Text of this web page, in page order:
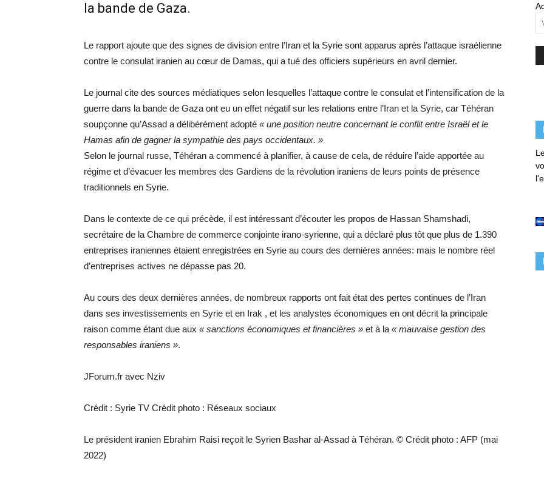
la bande de Gaza.
Le rapport ajoute que des signes de division entre l’Iran et la Syrie sont apparus après l’attaque israélienne
contre le consulat iranien au cœur de Damas, qui a tué des officiers supérieurs en avril dernier.
Le journal cite des sources médiatiques selon lesquelles l’attaque contre le consulat et l’intensification de la
guerre dans la bande de Gaza ont eu un effet négatif sur les relations entre l’Iran et la Syrie, car Téhéran
soupçonne qu’Assad a délibérément adopté « une position neutre concernant le conflit entre Israël et le
Hamas afin de gagner la sympathie des pays occidentaux. »
Selon le journal russe, Téhéran a commencé à planifier, à cause de cela, de réduire l’aide apportée au
régime et d’évacuer les membres des Gardiens de la révolution iraniens de leurs points de présence
traditionnels en Syrie.
Dans le contexte de ce qui précède, il est intéressant d’écouter les propos de Hassan Shamshadi,
secrétaire de la Chambre de commerce conjointe irano-syrienne, qui a déclaré plus tôt que plus de 1.390
entreprises iraniennes étaient enregistrées en Syrie au cours des dernières années: mais le nombre réel
d’entreprises actives ne dépasse pas 20.
Au cours des deux dernières années, de nombreux rapports ont fait état des pertes continues de l’Iran
dans ses investissements en Syrie et en Irak , et les analystes économiques en ont décrit la principale
raison comme étant due aux « sanctions économiques et financières » et à la « mauvaise gestion des
responsables iraniens ».
JForum.fr avec Nziv
Crédit : Syrie TV Crédit photo : Réseaux sociaux
Le président iranien Ebrahim Raisi reçoit le Syrien Bashar al-Assad à Téhéran. © Crédit photo : AFP (mai
2022)